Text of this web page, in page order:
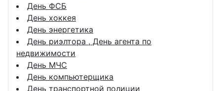
День ФСБ
День хоккея
День энергетика
День риэлтора , День агента по
недвижимости
День МЧС
День компьютерщика
День транспортной полиции